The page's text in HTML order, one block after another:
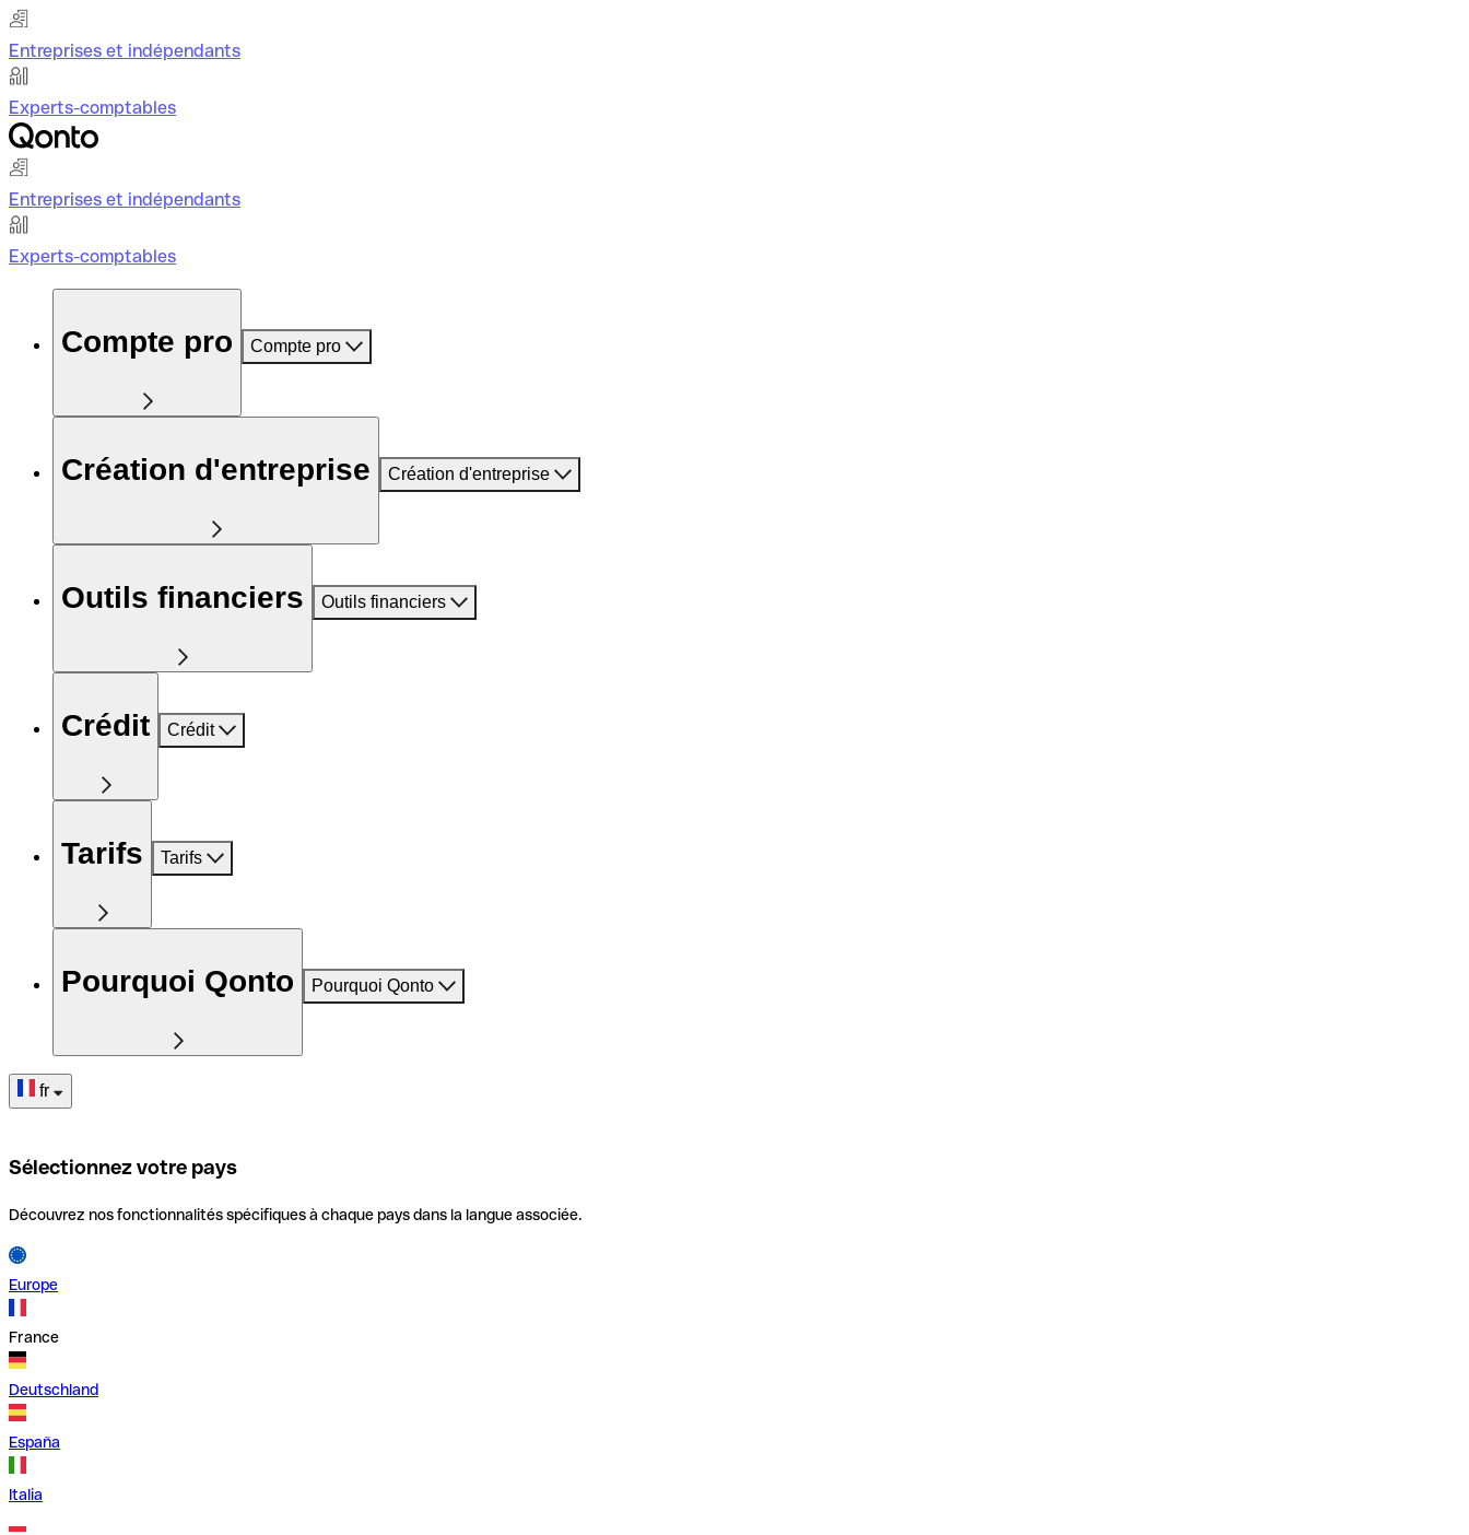
Entreprises et indépendants
Experts-comptables
Entreprises et indépendants
Experts-comptables
Compte pro Compte pro
Création d'entreprise Création d'entreprise
Outils financiers Outils financiers
Crédit Crédit
Tarifs Tarifs
Pourquoi Qonto Pourquoi Qonto
fr
Sélectionnez votre pays
Découvrez nos fonctionnalités spécifiques à chaque pays dans la langue associée.
Europe
France
Deutschland
España
Italia